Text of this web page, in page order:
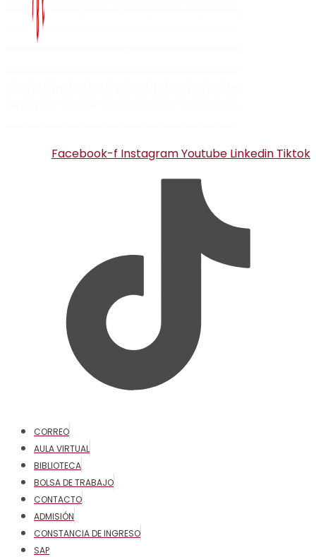
Facebook-f InstagramYoutube Linkedin Tiktok
CORREO
AULA VIRTUAL
BIBLIOTECA
BOLSA DE TRABAJO
CONTACTO
ADMISIÓN
CONSTANCIA DE INGRESO
SAP